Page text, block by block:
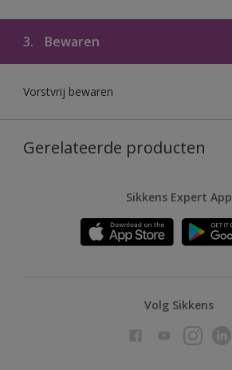
3. Bewaren
Vorstvrij bewaren
Gerelateerde producten
Sikkens Expert App
Volg Sikkens